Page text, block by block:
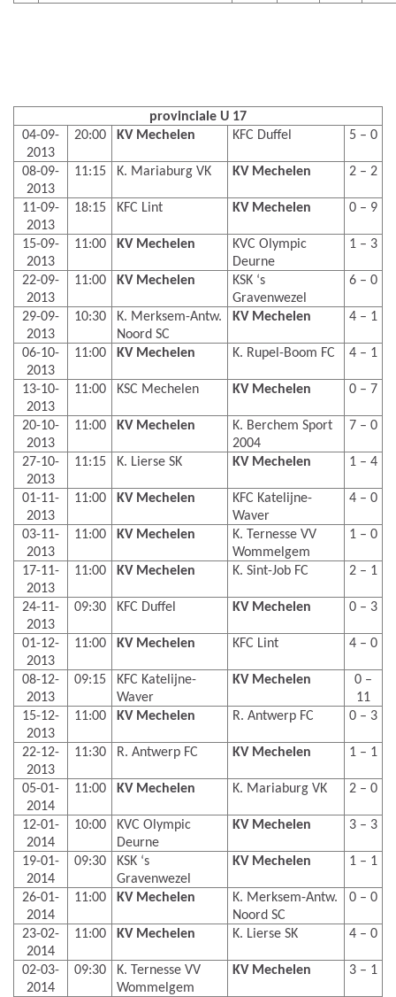
provinciale U 17
04-09-
2013
20:00 KV Mechelen KFC Duffel 5 – 0
08-09-
2013
11:15 K. Mariaburg VK KV Mechelen 2 – 2
11-09-
2013
18:15 KFC Lint KV Mechelen 0 – 9
15-09-
2013
11:00 KV Mechelen
KVC Olympic
Deurne
1 – 3
22-09-
2013
11:00 KV Mechelen
KSK ‘s
Gravenwezel
6 – 0
29-09-
2013
10:30
K. Merksem-Antw.
Noord SC
KV Mechelen 4 – 1
06-10-
2013
11:00 KV Mechelen K. Rupel-Boom FC 4 – 1
13-10-
2013
11:00 KSC Mechelen KV Mechelen 0 – 7
20-10-
2013
11:00 KV Mechelen
K. Berchem Sport
2004
7 – 0
27-10-
2013
11:15 K. Lierse SK KV Mechelen 1 – 4
01-11-
2013
11:00 KV Mechelen
KFC Katelijne-
Waver
4 – 0
03-11-
2013
11:00 KV Mechelen
K. Ternesse VV
Wommelgem
1 – 0
17-11-
2013
11:00 KV Mechelen K. Sint-Job FC 2 – 1
24-11-
2013
09:30 KFC Duffel KV Mechelen 0 – 3
01-12-
2013
11:00 KV Mechelen KFC Lint 4 – 0
08-12-
2013
09:15
KFC Katelijne-
Waver
KV Mechelen
0 –
11
15-12-
2013
11:00 KV Mechelen R. Antwerp FC 0 – 3
22-12-
2013
11:30 R. Antwerp FC KV Mechelen 1 – 1
05-01-
2014
11:00 KV Mechelen K. Mariaburg VK 2 – 0
12-01-
2014
10:00
KVC Olympic
Deurne
KV Mechelen 3 – 3
19-01-
2014
09:30
KSK ‘s
Gravenwezel
KV Mechelen 1 – 1
26-01-
2014
11:00 KV Mechelen
K. Merksem-Antw.
Noord SC
0 – 0
23-02-
2014
11:00 KV Mechelen K. Lierse SK 4 – 0
02-03-
2014
09:30
K. Ternesse VV
Wommelgem
KV Mechelen 3 – 1